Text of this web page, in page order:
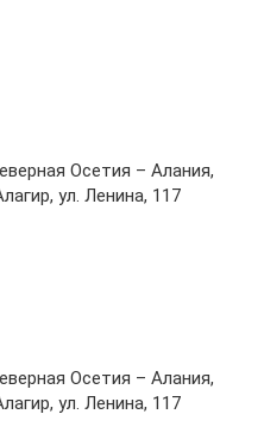
Осетия – Алания,
ул. Ленина, 117
Осетия – Алания,
ул. Ленина, 117